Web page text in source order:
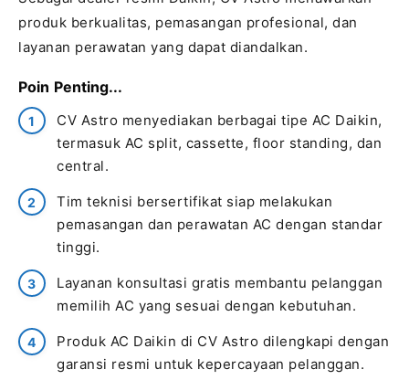
produk berkualitas, pemasangan profesional, dan
layanan perawatan yang dapat diandalkan.
Poin Penting...
CV Astro menyediakan berbagai tipe AC Daikin,
termasuk AC split, cassette, floor standing, dan
central.
Tim teknisi bersertifikat siap melakukan
pemasangan dan perawatan AC dengan standar
tinggi.
Layanan konsultasi gratis membantu pelanggan
memilih AC yang sesuai dengan kebutuhan.
Produk AC Daikin di CV Astro dilengkapi dengan
garansi resmi untuk kepercayaan pelanggan.